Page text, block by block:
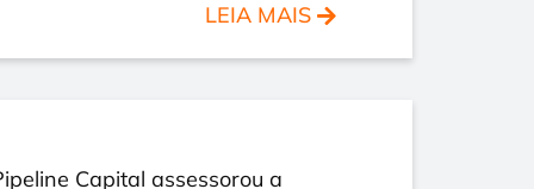
LEIA MAIS
Capital assessorou a